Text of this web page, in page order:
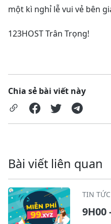
một kì nghỉ lễ vui vẻ bên
123HOST Trân Trọng!
Chia sẻ bài viết này
Bài viết liên quan
TIN TỨC
9H00